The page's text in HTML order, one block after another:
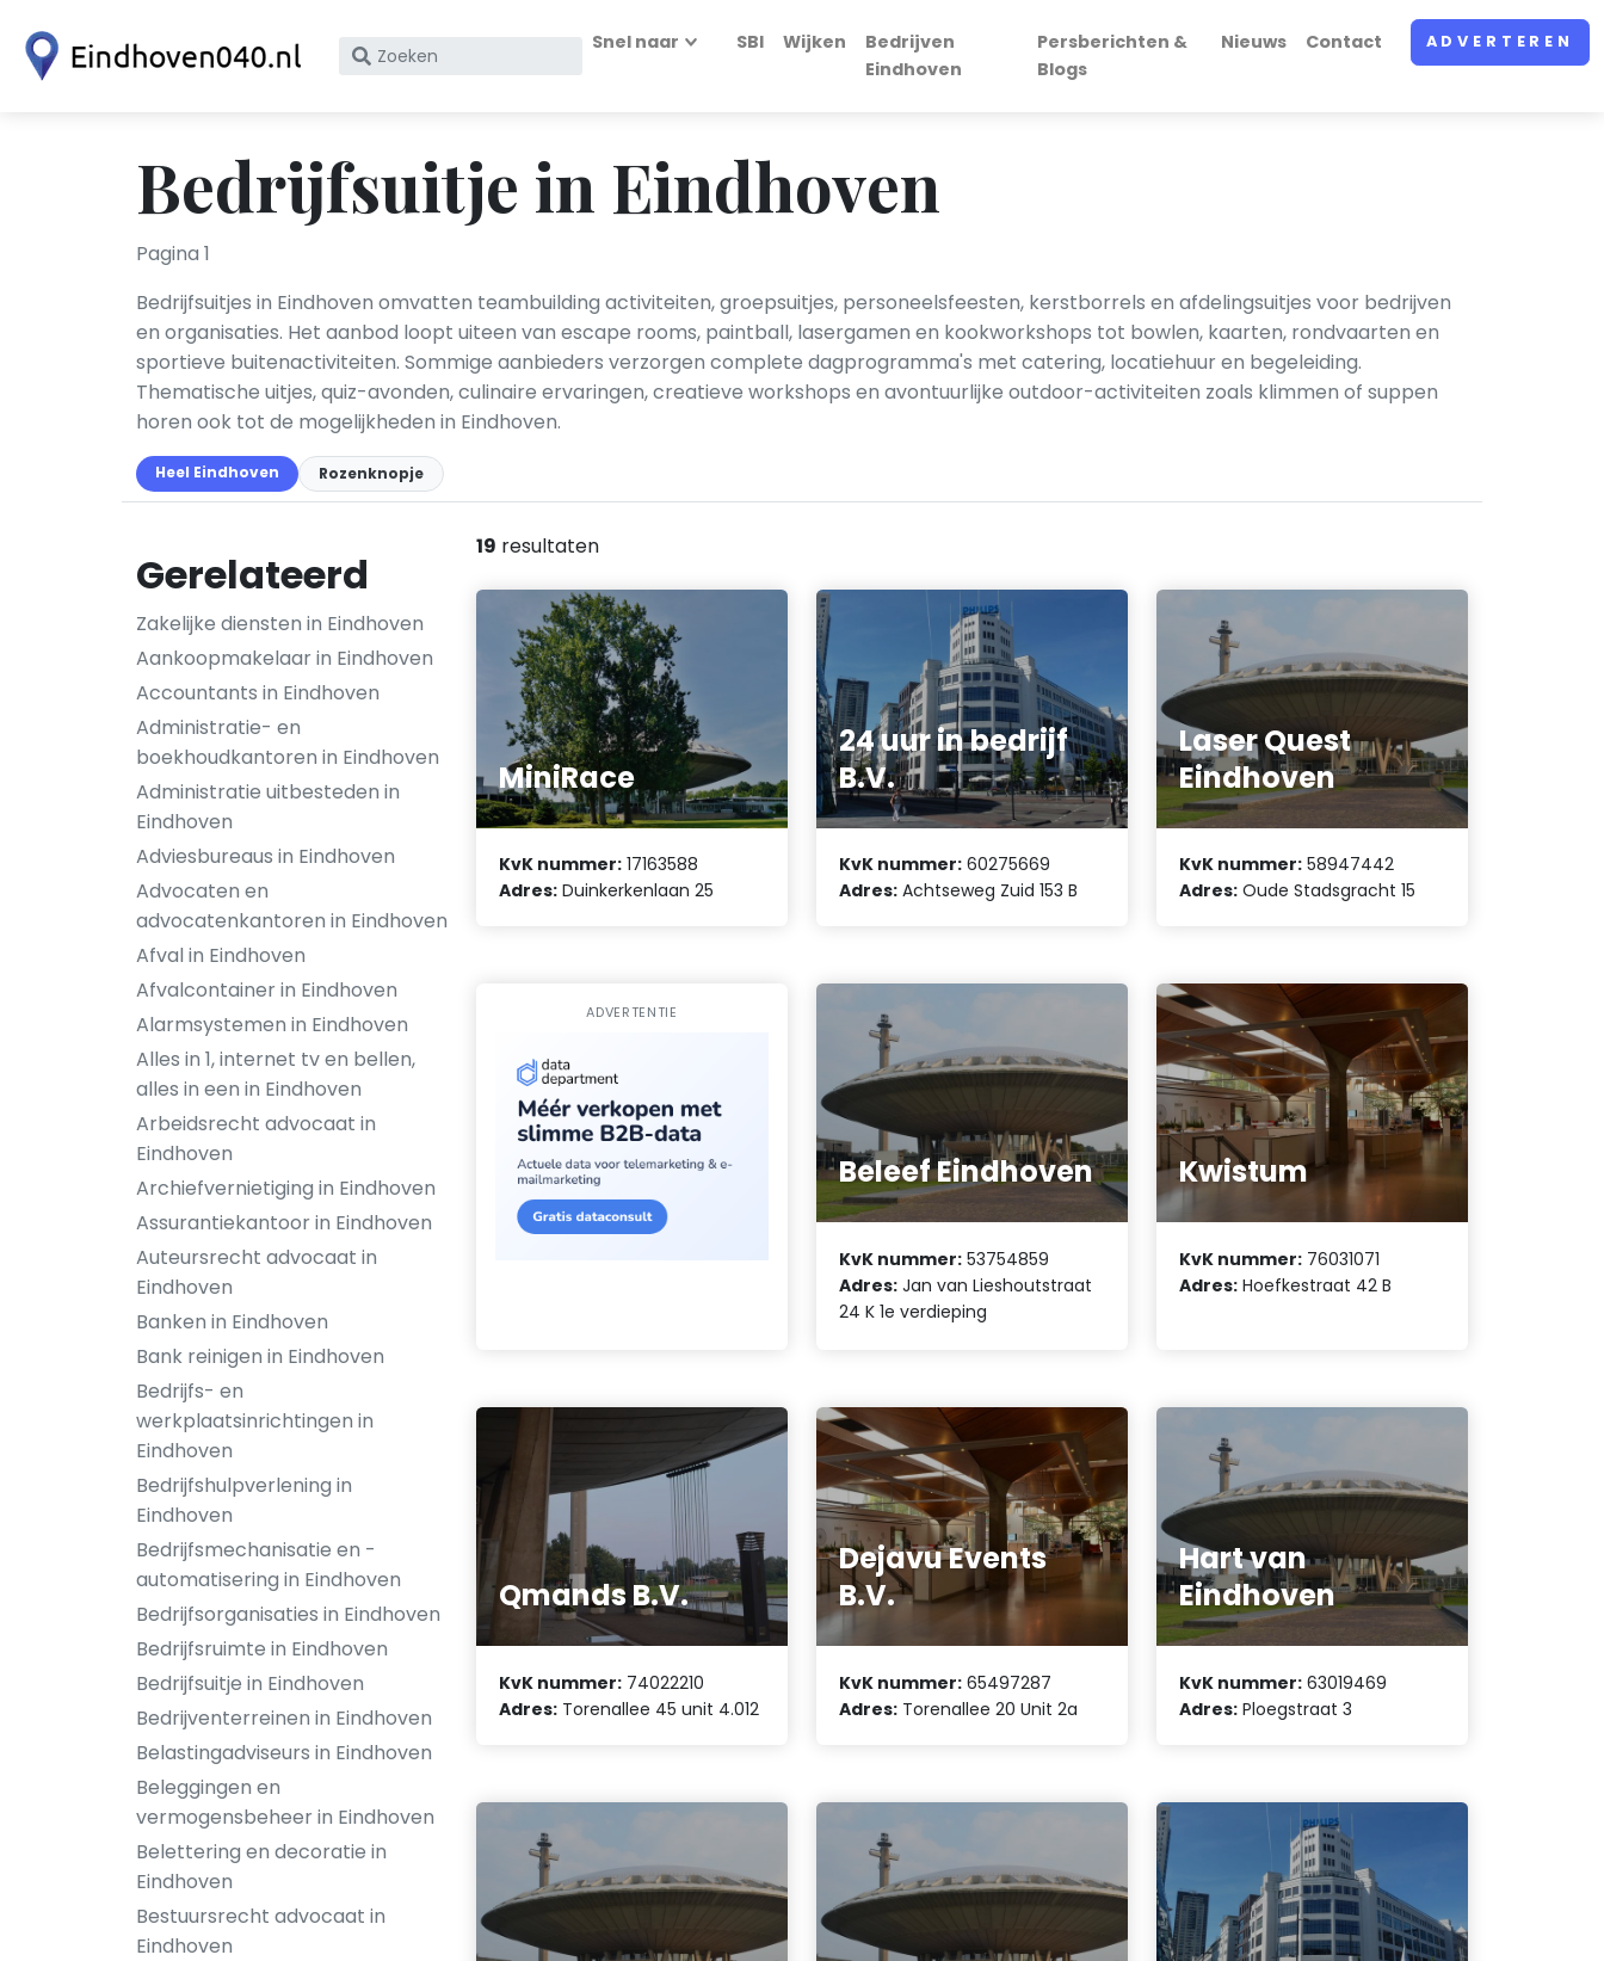
Zoek
KvK
nummer
Snel naar SBI Wijken
Bedrijven
Eindhoven
Persberichten &
Blogs
Nieuws Contact ADVERTEREN
Bedrijfsuitje in Eindhoven
Pagina 1
Bedrijfsuitjes in Eindhoven omvatten teambuilding activiteiten, groepsuitjes, personeelsfeesten, kerstborrels en afdelingsuitjes voor bedrijven
en organisaties. Het aanbod loopt uiteen van escape rooms, paintball, lasergamen en kookworkshops tot bowlen, kaarten, rondvaarten en
sportieve buitenactiviteiten. Sommige aanbieders verzorgen complete dagprogramma's met catering, locatiehuur en begeleiding.
Thematische uitjes, quiz-avonden, culinaire ervaringen, creatieve workshops en avontuurlijke outdoor-activiteiten zoals klimmen of suppen
horen ook tot de mogelijkheden in Eindhoven.
Heel Eindhoven Rozenknopje
Gerelateerd
Zakelijke diensten in Eindhoven
Aankoopmakelaar in Eindhoven
Accountants in Eindhoven
Administratie- en
boekhoudkantoren in Eindhoven
Administratie uitbesteden in
Eindhoven
Adviesbureaus in Eindhoven
Advocaten en
advocatenkantoren in Eindhoven
Afval in Eindhoven
Afvalcontainer in Eindhoven
Alarmsystemen in Eindhoven
Alles in 1, internet tv en bellen,
alles in een in Eindhoven
Arbeidsrecht advocaat in
Eindhoven
Archiefvernietiging in Eindhoven
Assurantiekantoor in Eindhoven
Auteursrecht advocaat in
Eindhoven
Banken in Eindhoven
Bank reinigen in Eindhoven
Bedrijfs- en
werkplaatsinrichtingen in
Eindhoven
Bedrijfshulpverlening in
Eindhoven
Bedrijfsmechanisatie en -
automatisering in Eindhoven
Bedrijfsorganisaties in Eindhoven
Bedrijfsruimte in Eindhoven
Bedrijfsuitje in Eindhoven
Bedrijventerreinen in Eindhoven
Belastingadviseurs in Eindhoven
Beleggingen en
vermogensbeheer in Eindhoven
Belettering en decoratie in
Eindhoven
Bestuursrecht advocaat in
Eindhoven
19 resultaten
MiniRace
KvK nummer: 17163588
Adres: Duinkerkenlaan 25
24 uur in bedrijf
B.V.
KvK nummer: 60275669
Adres: Achtseweg Zuid 153 B
Laser Quest
Eindhoven
KvK nummer: 58947442
Adres: Oude Stadsgracht 15
ADVERTENTIE
Beleef Eindhoven
KvK nummer: 53754859
Adres: Jan van Lieshoutstraat
24 K 1e verdieping
Kwistum
KvK nummer: 76031071
Adres: Hoefkestraat 42 B
Qmands B.V.
KvK nummer: 74022210
Adres: Torenallee 45 unit 4.012
Dejavu Events
B.V.
KvK nummer: 65497287
Adres: Torenallee 20 Unit 2a
Hart van
Eindhoven
KvK nummer: 63019469
Adres: Ploegstraat 3